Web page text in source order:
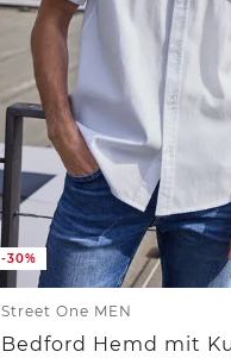
-30%
Street One MEN